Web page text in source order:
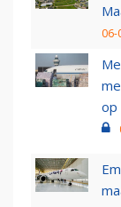
06-
op